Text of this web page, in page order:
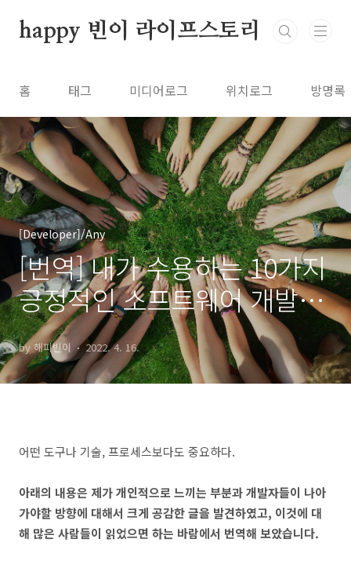
happy 빈이 라이프스토리
홈 태그 미디어로그 위치로그 방명록
[Developer]/Any
[번역] 내가 수용하는 10가지
긍정적인 소프트웨어 개발자
문화
by 해피빈이 2022. 4. 16.
어떤 도구나 기술, 프로세스보다도 중요하다.
아래의 내용은 제가 개인적으로 느끼는 부분과 개발자들이 나아
가야할 방향에 대해서 크게 공감한 글을 발견하였고, 이것에 대
해 많은 사람들이 읽었으면 하는 바람에서 번역해 보았습니다.